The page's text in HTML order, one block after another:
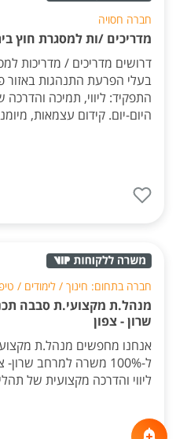
חברה חסויה
מדריכים /ות למסגרת חוץ
דרושים מדריכים / מדריכות
בעלי הפרעת התנהגות באזור
התפקיד: ליווי, תמיכה
היום-יום. קידום עצמאות,
חברה בתחום: חינוך / לימודים /
מנהל.ת מקצועי.ת סבבה
שרון - צפון
אנחנו מחפשים מנהל.ת
ל-100% משרה למרחב
ליווי והדרכה מקצועית של